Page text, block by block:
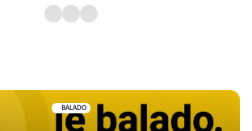
BALADO